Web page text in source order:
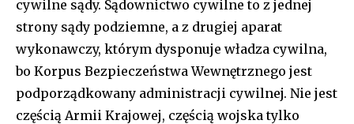
cywilne sądy. Sądownictwo cywilne to z jednej
strony sądy podziemne, a z drugiej aparat
wykonawczy, którym dysponuje władza cywilna,
bo Korpus Bezpieczeństwa Wewnętrznego jest
podporządkowany administracji cywilnej. Nie jest
częścią Armii Krajowej, częścią wojska tylko